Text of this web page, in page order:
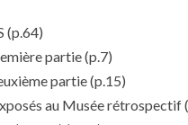
(p.64)
partie(p.7)
partie(p.15)
au Musée rétrospectif